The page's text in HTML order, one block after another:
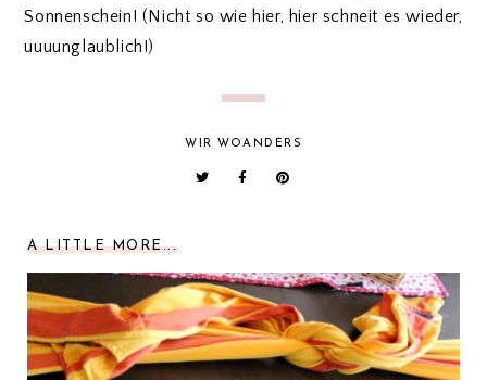
Sonnenschein! (Nicht so wie hier, hier schneit es wieder,
uuuunglaublich!)
WIR WOANDERS
A LITTLE MORE...